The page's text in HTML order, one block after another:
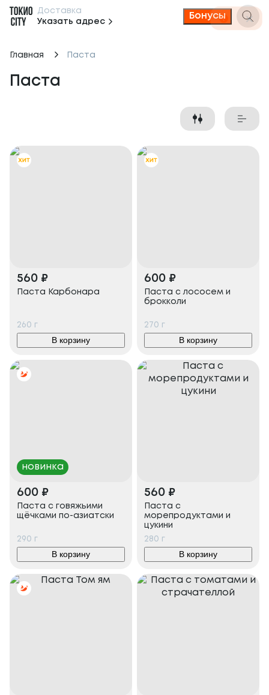
Доставка
Указать адрес
Бонусы
Главная Паста
Паста
560 ₽
Паста Карбонара
260 г
В корзину
600 ₽
Паста с лососем и
брокколи
270 г
В корзину
новинка
600 ₽
Паста с говяжьими
щёчками по-азиатски
290 г
В корзину
560 ₽
Паста с
морепродуктами и
цукини
280 г
В корзину